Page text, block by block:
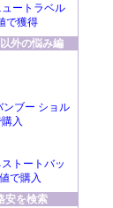
ートラベル
で獲得
外の悩み編
ブー ショル
入
トートバッ
で購入
安を検索